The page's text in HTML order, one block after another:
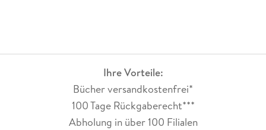
Ihre Vorteile:
Bücher versandkostenfrei*
100 Tage Rückgaberecht***
Abholung in über 100 Filialen